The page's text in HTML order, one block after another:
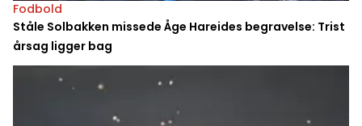
Fodbold
Ståle Solbakken missede Åge Hareides begravelse: Trist
årsag ligger bag